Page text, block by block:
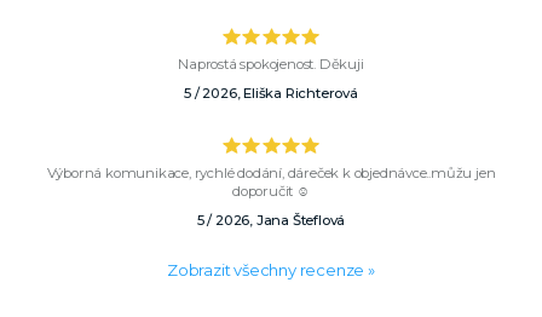
Naprostá spokojenost. Děkuji
5 / 2026, Eliška Richterová
Výborná komunikace, rychlé dodání, dáreček k objednávce..můžu jen
doporučit ☺️
5 / 2026, Jana Šteflová
Zobrazit všechny recenze »